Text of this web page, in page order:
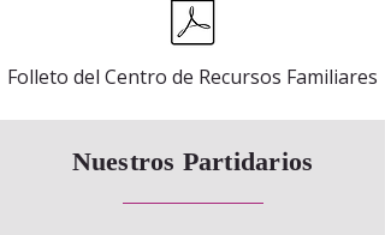
Folleto del Centro de Recursos Familiares
Nuestros Partidarios